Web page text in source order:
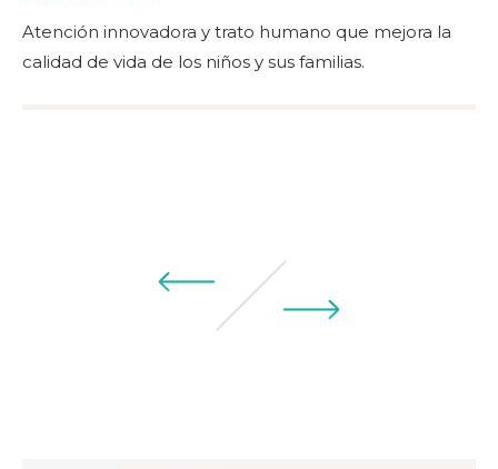
Atención innovadora y trato humano que mejora la
calidad de vida de los niños y sus familias.